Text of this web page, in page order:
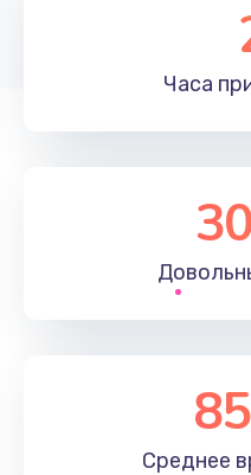
Часа
Среднее